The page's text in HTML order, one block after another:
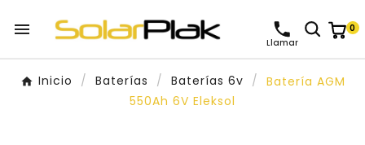

Llamar
0
Inicio Baterías Baterías 6v
Batería AGM
550Ah 6V Eleksol